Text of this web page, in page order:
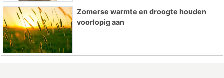
Zomerse warmte en droogte houden
voorlopig aan